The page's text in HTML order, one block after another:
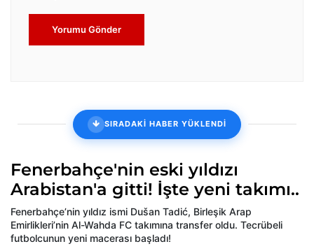
Yorumu Gönder
SIRADAKİ HABER YÜKLENDİ
Fenerbahçe'nin eski yıldızı
Arabistan'a gitti! İşte yeni takımı..
Fenerbahçe’nin yıldız ismi Dušan Tadić, Birleşik Arap
Emirlikleri’nin Al-Wahda FC takımına transfer oldu. Tecrübeli
futbolcunun yeni macerası başladı!